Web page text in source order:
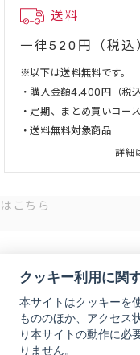
送料
一律520円（税込
※以下は送料無料です。
・購入金額4,400円（税
・定期、まとめ買いコース
・送料無料対象商品
詳細
こちら
007-444
～18:00（年末年始などを除
クッキー利用に関
本サイトはクッキーを
もののほか、アクセス
り本サイトの動作に必
りません。